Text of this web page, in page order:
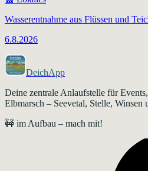
Wasserentnahme aus Flüssen und
6.8.2026
DeichApp
Deine zentrale Anlaufstelle für
Elbmarsch – Seevetal, Stelle, Winsen
🚧 im Aufbau – mach mit!